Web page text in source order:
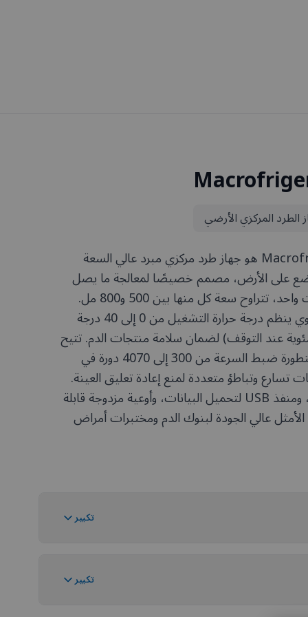
الطرد المركزي الأرضي
جهاز Macrofriger-BLT-Blood هو جهاز طرد مركزي مبرد عالي السعة
مل) يُوضع على الأرض، مصمم خصيصًا لمعالجة ما يصل
إلى 12 كيس دم في وقت واحد، تتراوح سعة كل منها بين 500 و800 مل.
يحتوي على نظام تبريد قوي ينظم درجة حرارة التشغيل من 0 إلى 40 درجة
-20 درجة مئوية عند التوقف) لضمان سلامة منتجات الدم. تتيح
وحدة التحكم الدقيقة المتطورة ضبط السرعة من 300 إلى 4070 دورة في
تسارع وتباطؤ متعددة لمنع إعادة تعليق العينة.
مزود بغطاء ذاتي الإغلاق، ومنفذ USB لتحميل البيانات، وأوعية مزدوجة قابلة
عالي الجودة لبنوك الدم ومختبرات أمراض
تكبير
تكبير